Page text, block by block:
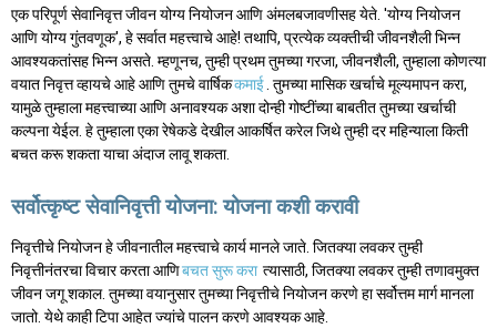
एक परिपूर्ण सेवानिवृत्त जीवन योग्य नियोजन आणि अंमलबजावणीसह येते. 'योग्य नियोजन
आणि योग्य गुंतवणूक', हे सर्वात महत्त्वाचे आहे! तथापि, प्रत्येक व्यक्तीची जीवनशैली भिन्न
आवश्यकतांसह भिन्न असते. म्हणूनच, तुम्ही प्रथम तुमच्या गरजा, जीवनशैली, तुम्हाला कोणत्या
वयात निवृत्त व्हायचे आहे आणि तुमचे वार्षिककमाई . तुमच्या मासिक खर्चाचे मूल्यमापन करा,
यामुळे तुम्हाला महत्त्वाच्या आणि अनावश्यक अशा दोन्ही गोष्टींच्या बाबतीत तुमच्या खर्चाची
कल्पना येईल. हे तुम्हाला एका रेषेकडे देखील आकर्षित करेल जिथे तुम्ही दर महिन्याला किती
बचत करू शकता याचा अंदाज लावू शकता.
सर्वोत्कृष्ट सेवानिवृत्ती योजना: योजना कशी करावी
निवृत्तीचे नियोजन हे जीवनातील महत्त्वाचे कार्य मानले जाते. जितक्या लवकर तुम्ही
निवृत्तीनंतरचा विचार करता आणिबचत सुरू करा त्यासाठी, जितक्या लवकर तुम्ही तणावमुक्त
जीवन जगू शकाल. तुमच्या वयानुसार तुमच्या निवृत्तीचे नियोजन करणे हा सर्वोत्तम मार्ग मानला
जातो. येथे काही टिपा आहेत ज्यांचे पालन करणे आवश्यक आहे.